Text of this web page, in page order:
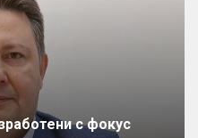
с фокус